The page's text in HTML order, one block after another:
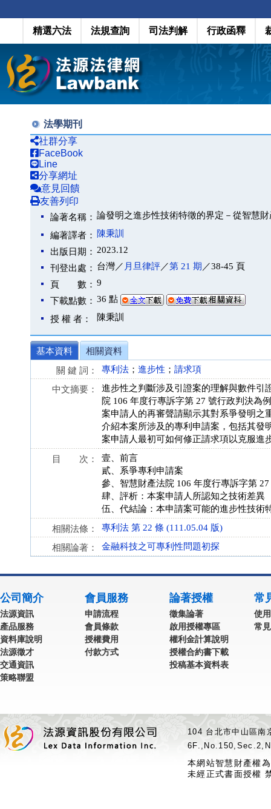
精選六法 法規查詢 司法判解 行政函釋
法學期刊
社群分享
FaceBook
Line
分享網址
意見回饋
友善列印
論著名稱： 論發明之進步性技術特徵的界定－從智慧
編著譯者：
陳秉訓
出版日期： 2023.12
刊登出處： 台灣／ 月旦律評／第 21 期 ／38-45 頁
頁 數： 9
下載點數： 36 點
授 權 者： 陳秉訓
基本資料
相關資料
關 鍵 詞：
專利法 ； 進步性 ； 請求項
中文摘要：
進步性之判斷涉及引證案的理解與數件引
院 106 年度行專訴字第 27 號行政判決為
案申請人的再審聲請顯示其對系爭發明之
介紹本案所涉及的專利申請案，包括其發
案申請人最初可如何修正請求項以克服進
目 次：
壹、前言
貳、系爭專利申請案
參、智慧財產法院 106 年度行專訴字第
肆、評析：本案申請人所認知之技術差異
伍、代結論：本申請案可能的進步性技術
相關法條： 專利法 第 22 條 (111.05.04 版)
相關論著： 金融科技之可專利性問題初探
公司簡介
法源資訊
產品服務
資料庫說明
法源徵才
交通資訊
策略聯盟
會員服務
申請流程
會員條款
授權費用
付款方式
論著授權
徵集論著
啟用授權專區
權利金計算說明
授權合約書下載
投稿基本資料表
常
使
常
104 台北市中山區
本網站智慧財產權
未經正式書面授權